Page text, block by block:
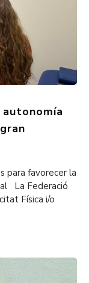
autonomía
para favorecer la
La Federació
Física i/o